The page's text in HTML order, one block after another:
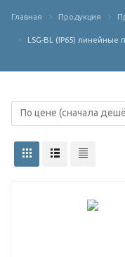
Главная Продукция
LSG-BL (IP65)